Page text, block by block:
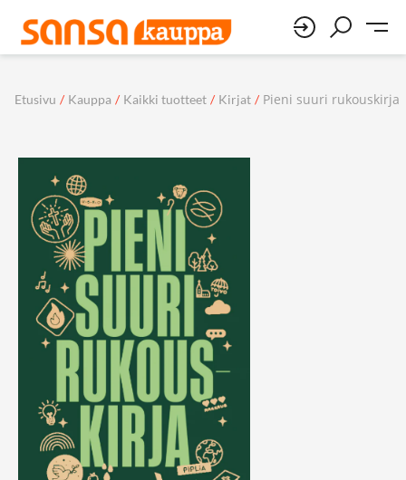
Etusivu / Kauppa / Kaikki tuotteet / Kirjat / Pieni suuri rukouskirja